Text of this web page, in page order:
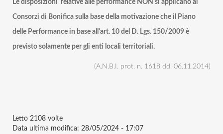
Le disposizioni relative alle performance NON si applicano ai
Consorzi di Bonifica sulla base della motivazione che il Piano
delle Performance in base all'art. 10 del D. Lgs. 150/2009 è
previsto solamente per gli enti locali territoriali.
(A.N.B.I. prot. n. 1618 dd. 06.11.2014)
Letto 2108 volte
Data ultima modifica: 28/05/2024 - 17:07